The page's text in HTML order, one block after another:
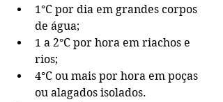
1°C por dia em grandes corpos
de água;
1 a 2°C por hora em riachos e
rios;
4°C ou mais por hora em poças
ou alagados isolados.